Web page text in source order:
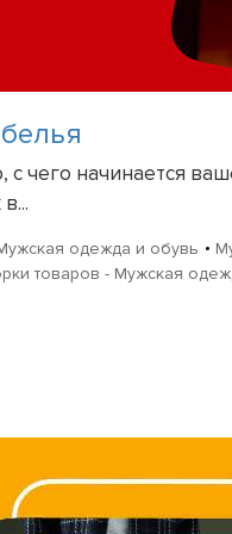
чего начинается
одежда и обувь
товаров - Мужская